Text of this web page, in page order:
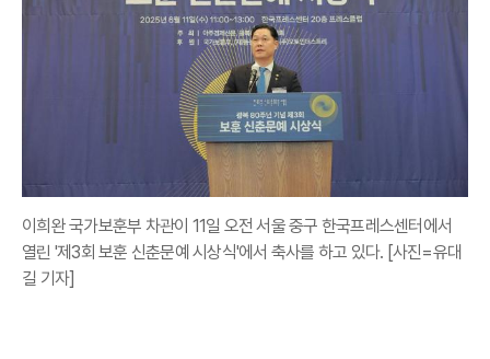
이희완 국가보훈부 차관이 11일 오전 서울 중구 한국프레스센터에서
열린 '제3회 보훈 신춘문예 시상식'에서 축사를 하고 있다. [사진=유대
길 기자]